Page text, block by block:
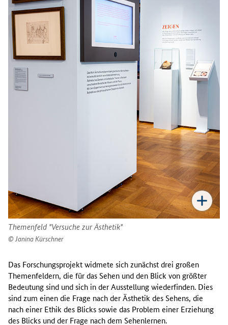
Themenfeld "Versuche zur Ästhetik"
Janina Kürschner
Das Forschungsprojekt widmete sich zunächst drei großen
Themenfeldern, die für das Sehen und den Blick von größter
Bedeutung sind und sich in der Ausstellung wiederfinden. Dies
sind zum einen die Frage nach der Ästhetik des Sehens, die
nach einer Ethik des Blicks sowie das Problem einer Erziehung
des Blicks und der Frage nach dem Sehenlernen.